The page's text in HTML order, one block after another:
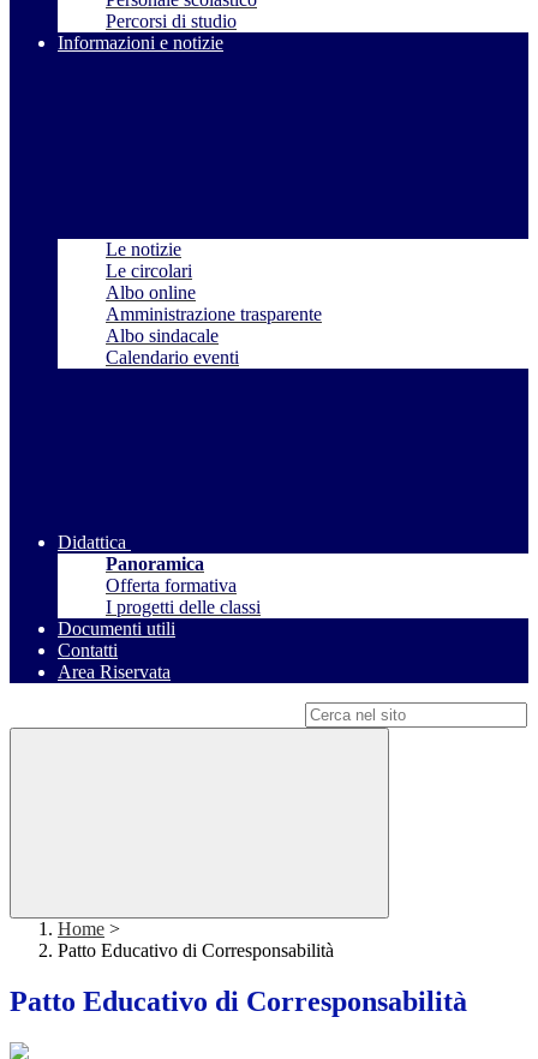
Percorsi di studio
Informazioni e notizie
Le notizie
Le circolari
Albo online
Amministrazione trasparente
Albo sindacale
Calendario eventi
Didattica
Panoramica
Offerta formativa
I progetti delle classi
Documenti utili
Contatti
Area Riservata
Home >
Patto Educativo di Corresponsabilità
Patto Educativo di Corresponsabilità